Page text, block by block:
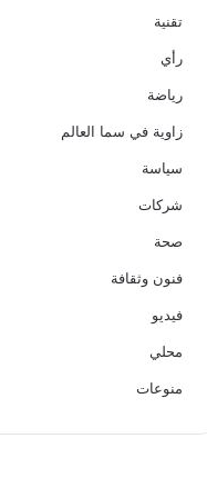
تقنية
رأي
رياضة
زاوية في سما العالم
سياسة
شركات
صحة
فنون وثقافة
فيديو
محلي
منوعات